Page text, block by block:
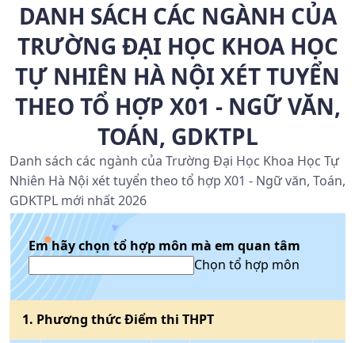
DANH SÁCH CÁC NGÀNH CỦA
TRƯỜNG ĐẠI HỌC KHOA HỌC
TỰ NHIÊN HÀ NỘI XÉT TUYỂN
THEO TỔ HỢP X01 - NGỮ VĂN,
TOÁN, GDKTPL
Danh sách các ngành của Trường Đại Học Khoa Học Tự
Nhiên Hà Nội xét tuyển theo tổ hợp X01 - Ngữ văn, Toán,
GDKTPL mới nhất 2026
Em hãy chọn tổ hợp môn mà em quan tâm
Chọn tổ hợp môn
1. Phương thứcĐiểm thi THPT